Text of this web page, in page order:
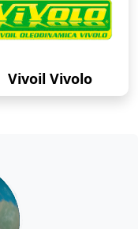
Vivoil Vivolo